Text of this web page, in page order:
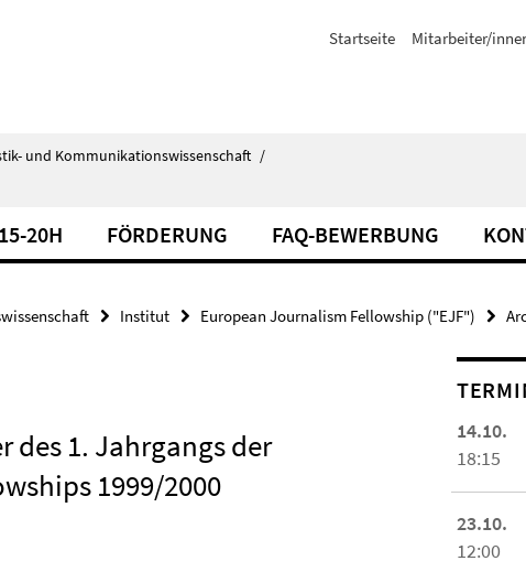
Startseite Mitarbeiter/
und Kommunikationswissenschaft /
20H FÖRDERUNG FAQ-BEWERBUNG
Institut European Journalism Fellowship ("EJF")
des 1. Jahrgangs der
1999/2000
14.10.
18:15
23.10.
12:00